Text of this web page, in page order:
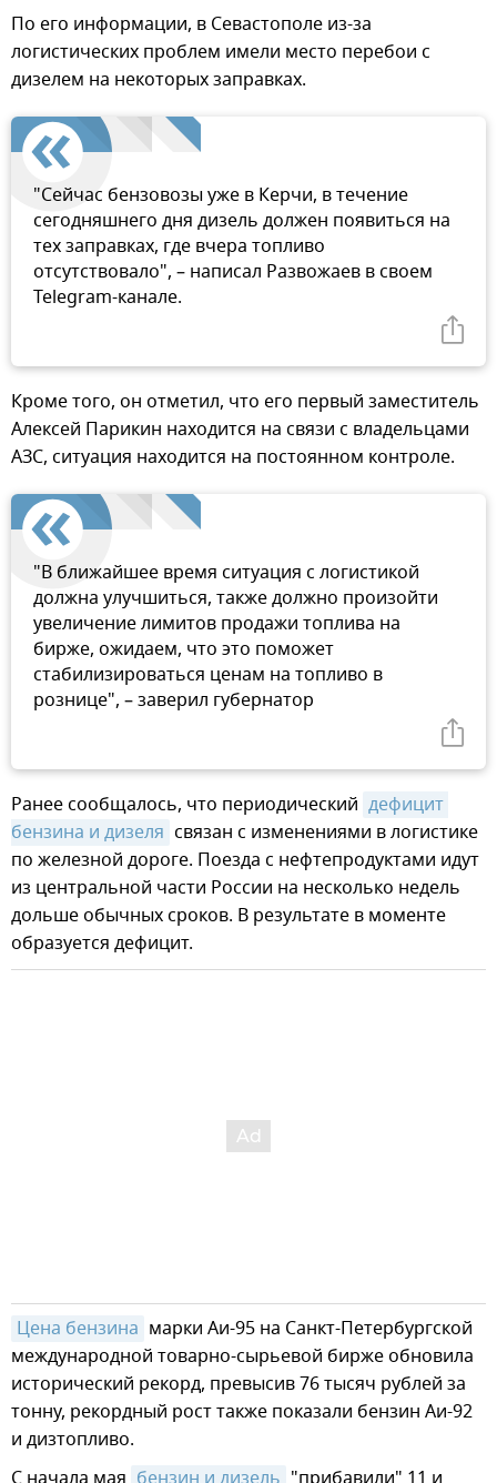
По его информации, в Севастополе из-за
логистических проблем имели место перебои с
дизелем на некоторых заправках.
"Сейчас бензовозы уже в Керчи, в течение
сегодняшнего дня дизель должен появиться на
тех заправках, где вчера топливо
отсутствовало", – написал Развожаев в своем
Telegram-канале.
Кроме того, он отметил, что его первый заместитель
Алексей Парикин находится на связи с владельцами
АЗС, ситуация находится на постоянном контроле.
"В ближайшее время ситуация с логистикой
должна улучшиться, также должно произойти
увеличение лимитов продажи топлива на
бирже, ожидаем, что это поможет
стабилизироваться ценам на топливо в
рознице", – заверил губернатор
Ранее сообщалось, что периодический дефицит
бензина и дизеля связан с изменениями в логистике
по железной дороге. Поезда с нефтепродуктами идут
из центральной части России на несколько недель
дольше обычных сроков. В результате в моменте
образуется дефицит.
Цена бензина марки Аи-95 на Санкт-Петербургской
международной товарно-сырьевой бирже обновила
исторический рекорд, превысив 76 тысяч рублей за
тонну, рекордный рост также показали бензин Аи-92
и дизтопливо.